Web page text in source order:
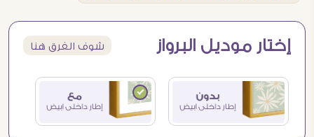
إختار موديل البرواز شوف الفرق هنا